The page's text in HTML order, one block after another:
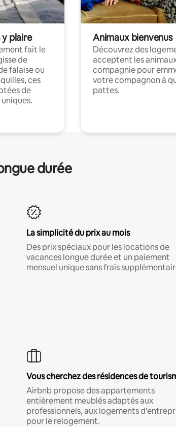
y plaire
fait le
de
falaise ou
ces
de
Animaux bienvenus
Découvrez des
acceptent les
compagnie pour
votre compagnon à
pattes.
durée
La simplicité du prix au mois
Des prix spéciaux pour les locations de
vacances longue durée et un paiement
mensuel unique sans frais
Vous cherchez des résidences de
Airbnb propose des appartements
entièrement meublés adaptés aux
professionnels, aux logements
pour le relogement.